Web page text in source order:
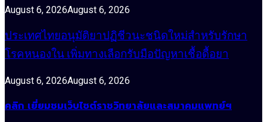
August 6, 2026August 6, 2026
ประเทศไทยอนุมัติยาปฏิชีวนะชนิดใหม่สำหรับรักษา
โรคหนองใน เพิ่มทางเลือกรับมือปัญหาเชื้อดื้อยา
August 6, 2026August 6, 2026
คลิก เยี่ยมชมเว็บไซต์ราชวิทยาลัยและสมาคมแพทย์ฯ